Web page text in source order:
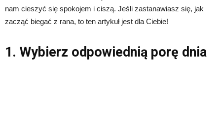
nam cieszyć się spokojem i ciszą. Jeśli zastanawiasz się, jak
zacząć biegać z rana, to ten artykuł jest dla Ciebie!
1. Wybierz odpowiednią porę dnia